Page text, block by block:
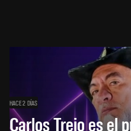
HACE 2 DÍAS
Carlos Trejo es el